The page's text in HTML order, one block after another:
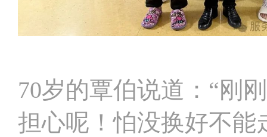
70岁的覃伯说道：“刚
担心呢！怕没换好不能